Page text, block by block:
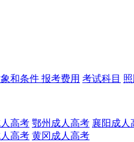
和条件 报考费用 考试科目
高考 鄂州成人高考 襄阳成人
高考 黄冈成人高考